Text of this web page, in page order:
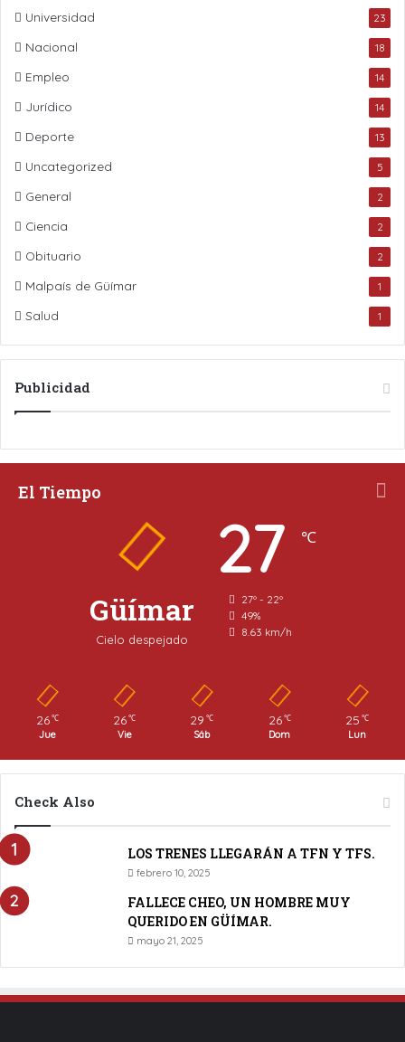
Universidad 23
Nacional 18
Empleo 14
Jurídico 14
Deporte 13
Uncategorized 5
General 2
Ciencia 2
Obituario 2
Malpaís de Güímar 1
Salud 1
Publicidad
El Tiempo
Güímar
Cielo despejado
27 ℃
27º - 22º
49%
8.63 km/h
26 ℃
Jue
26 ℃
Vie
29 ℃
Sáb
26 ℃
Dom
25 ℃
Lun
Check Also
LOS TRENES LLEGARÁN A TFN Y TFS.
febrero 10, 2025
FALLECE CHEO, UN HOMBRE MUY
QUERIDO EN GÜÍMAR.
mayo 21, 2025